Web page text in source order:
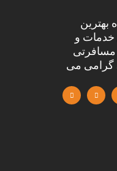
بهترین
خدمات و
مسافرتی
گرامی می